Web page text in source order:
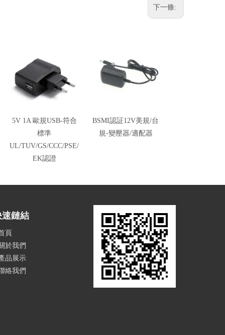
下一條:
5V 1A 歐規USB-符合
標準
UL/TUV/GS/CCC/PSE/
EK認證
BSMI認証12V美規/台
規-變壓器/適配器
速鏈結
頁
於我們
品展示
絡我們